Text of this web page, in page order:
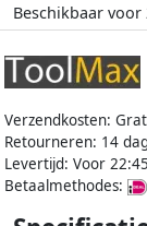
Beschikbaar voor
Verzendkosten:
Retourneren: 14
Levertijd: Voor
Betaalmethodes: